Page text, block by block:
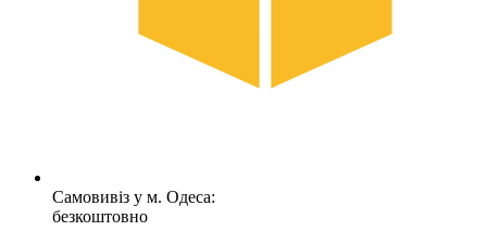
Самовивіз у м. Одеса:
безкоштовно